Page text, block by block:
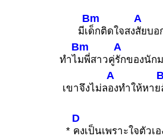
มีเ
Bm
ด็กติดใจสง
A
สัยบอ
ทำไ
Bm
มพี่สาวคู่
A
รักของนัก
เขาจึงไม่ล
A
องทำให้หาย
*
D
คงเป็นเพราะใจตัวเ